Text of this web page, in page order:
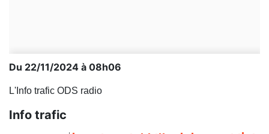
Du 22/11/2024 à 08h06
L'Info trafic ODS radio
Info trafic